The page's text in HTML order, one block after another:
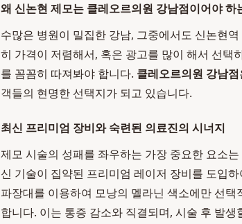
왜 신논현 제모는 클레오르의원 강남점이어야 하
수많은 병원이 밀집한 강남, 그중에서도 신논현
히 가격이 저렴해서, 혹은 광고를 많이 해서 선
를 꼼꼼히 따져봐야 합니다. 클레오르의원 강남점
객들의 현명한 선택지가 되고 있습니다.
최신 프리미엄 장비와 숙련된 의료진의 시너지
제모 시술의 성패를 좌우하는 가장 중요한 요소
신 기술이 집약된 프리미엄 레이저 장비를 도입
파장대를 이용하여 모낭의 멜라닌 색소에만 선
합니다. 이는 통증 감소와 직결되며, 시술 후 발